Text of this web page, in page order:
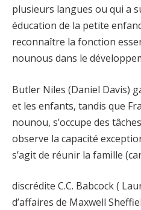
plusieurs langues ou qui a
éducation de la petite
reconnaître la fonction
nounous dans le
Butler Niles (Daniel Davis)
et les enfants, tandis que
nounou, s’occupe des
observe la capacité
s’agit de réunir la famille
discrédite C.C. Babcock (
d’affaires de Maxwell